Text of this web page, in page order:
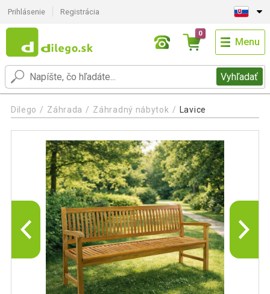
Prihlásenie Registrácia
Vyhľadať
0
Menu
Dilego Záhrada Záhradný nábytok Lavice